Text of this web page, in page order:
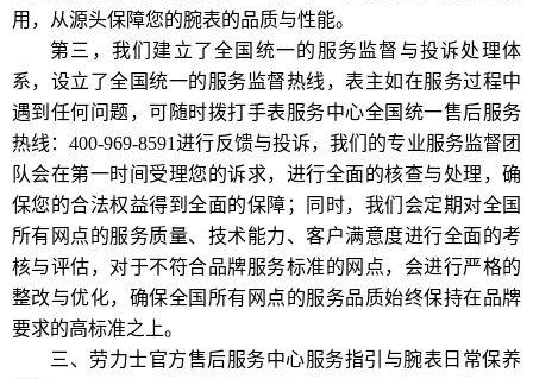
用，从源头保障您的腕表的品质与性能。
第三，我们建立了全国统一的服务监督与投诉处理体
系，设立了全国统一的服务监督热线，表主如在服务过程中
遇到任何问题，可随时拨打手表服务中心全国统一售后服务
热线：400-969-8591进行反馈与投诉，我们的专业服务监督团
队会在第一时间受理您的诉求，进行全面的核查与处理，确
保您的合法权益得到全面的保障；同时，我们会定期对全国
所有网点的服务质量、技术能力、客户满意度进行全面的考
核与评估，对于不符合品牌服务标准的网点，会进行严格的
整改与优化，确保全国所有网点的服务品质始终保持在品牌
要求的高标准之上。
三、劳力士官方售后服务中心服务指引与腕表日常保养